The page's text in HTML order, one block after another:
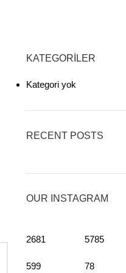
KATEGORILER
Kategori yok
RECENT POSTS
OUR INSTAGRAM
2681
599
5785
78